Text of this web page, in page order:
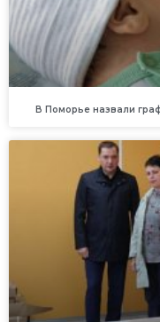
В Поморье назвали